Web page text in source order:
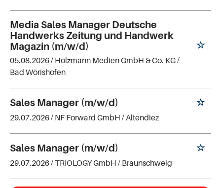
Media Sales Manager Deutsche
Handwerks Zeitung und Handwerk
Magazin (m/w/d)
05.08.2026 / Holzmann Medien GmbH & Co. KG/
Bad Wörishofen
Sales Manager (m/w/d)
29.07.2026 / NF Forward GmbH / Altendiez
Sales Manager (m/w/d)
29.07.2026 /TRIOLOGY GmbH / Braunschweig